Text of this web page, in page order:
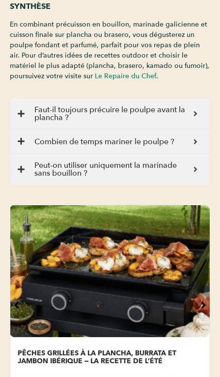
SYNTHÈSE
En combinant précuisson en bouillon, marinade galicienne et
cuisson finale sur plancha ou brasero, vous dégusterez un
poulpe fondant et parfumé, parfait pour vos repas de plein
air. Pour d’autres idées de recettes outdoor et choisir le
matériel le plus adapté (plancha, brasero, kamado ou fumoir),
poursuivez votre visite sur Le Repaire du Chef.
Faut-il toujours précuire le poulpe avant la
plancha ?
Combien de temps mariner le poulpe ?
Peut-on utiliser uniquement la marinade
sans bouillon ?
PÊCHES GRILLÉES À LA PLANCHA, BURRATA ET
JAMBON IBÉRIQUE — LA RECETTE DE L’ÉTÉ